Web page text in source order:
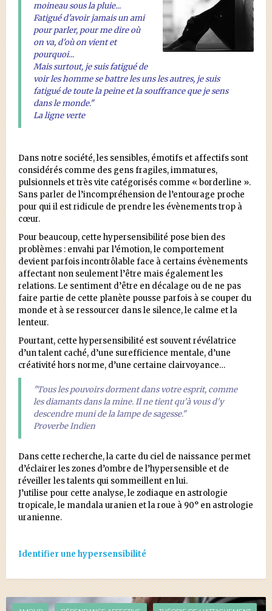
moineau sous la pluie...
Fatigué d'avoir jamais un ami
pour parler, pour me dire où
on va, d'où on vient et
pourquoi...
Mais surtout, je suis fatigué de
voir les homme se battre les uns les autres, je suis
fatigué de toute la peine et la souffrance que je sens
dans le monde."
La ligne verte
Dans notre société, les sensibles, émotifs et affectifs sont
considérés comme des gens fragiles, immatures,
pulsionnels et très vite catégorisés comme « borderline ».
Sans parler de l’incompréhension de l’entourage proche
pour qui il est ridicule de prendre les évènements trop à
cœur.
Pour beaucoup, cette hypersensibilité pose bien des
problèmes : envahi par l’émotion, le comportement
devient parfois incontrôlable face à certains évènements
affectant non seulement l’être mais également les
relations. Le sentiment d’être en décalage ou de ne pas
faire partie de cette planète pousse parfois à se couper du
monde et à se ressourcer dans le silence, le calme et la
lenteur.
Pourtant, cette hypersensibilité est souvent révélatrice
d’un talent caché, d’une surefficience mentale, d’une
créativité hors norme, d’une certaine clairvoyance…
"Tous les pouvoirs dorment dans votre esprit, comme
les diamants dans la mine. Il ne tient qu'à vous d'y
descendre muni de la lampe de sagesse."
Proverbe Indien
Dans cette recherche, la carte du ciel de naissance permet
d’éclairer les zones d’ombre de l’hypersensible et de
réveiller les talents qui sommeillent en lui.
J’utilise pour cette analyse, le zodiaque en astrologie
tropicale, le mandala uranien et la roue à 90° en astrologie
uranienne.
Identifier une hypersensibilité